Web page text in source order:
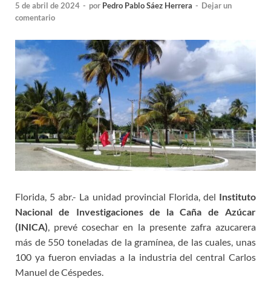
5 de abril de 2024 - por Pedro Pablo Sáez Herrera - Dejar un
comentario
Florida, 5 abr.- La unidad provincial Florida, del Instituto
Nacional de Investigaciones de la Caña de Azúcar
(INICA), prevé cosechar en la presente zafra azucarera
más de 550 toneladas de la gramínea, de las cuales, unas
100 ya fueron enviadas a la industria del central Carlos
Manuel de Céspedes.